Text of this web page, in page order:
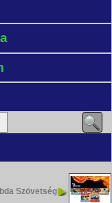
Szövetség